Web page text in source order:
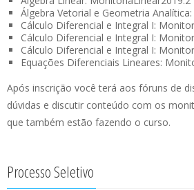
Álgebra Vetorial e Geometria
Cálculo Diferencial e Integral I:
Cálculo Diferencial e Integral I:
Cálculo Diferencial e Integral I:
Equações Diferenciais Lineares:
Após inscrição você terá aos fóruns de
dúvidas e discutir conteúdo com os
que também estão fazendo o curso.
Processo Seletivo